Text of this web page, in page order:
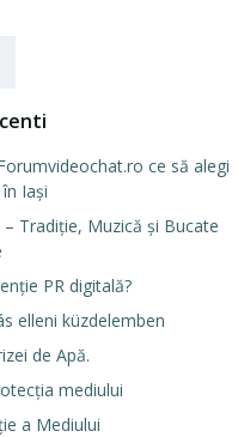
ce să alegi
Iași
Tradiție, Muzică și Bucate
PR digitală?
elleni küzdelemben
de Apă.
mediului
a Mediului